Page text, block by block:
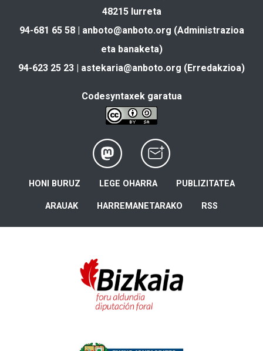
48215 Iurreta
94-681 65 58 | anboto@anboto.org (Administrazioa
eta banaketa)
94-623 25 23 | astekaria@anboto.org (Erredakzioa)
Codesyntaxek garatua
HONI BURUZ LEGE OHARRA PUBLIZITATEA
ARAUAK HARREMANETARAKO RSS